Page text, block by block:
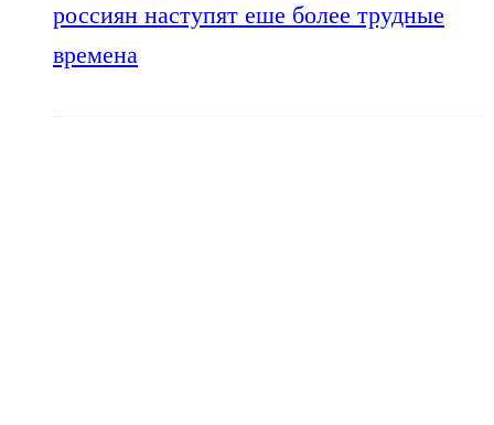
россиян наступят еше более трудные
времена